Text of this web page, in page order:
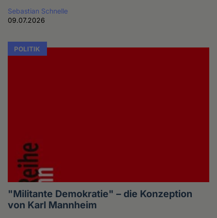
Sebastian Schnelle
09.07.2026
POLITIK
"Militante Demokratie" – die Konzeption
von Karl Mannheim